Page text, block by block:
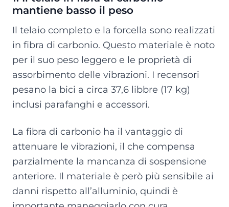
mantiene basso il peso
Il telaio completo e la forcella sono realizzati
in fibra di carbonio. Questo materiale è noto
per il suo peso leggero e le proprietà di
assorbimento delle vibrazioni. I recensori
pesano la bici a circa 37,6 libbre (17 kg)
inclusi parafanghi e accessori.
La fibra di carbonio ha il vantaggio di
attenuare le vibrazioni, il che compensa
parzialmente la mancanza di sospensione
anteriore. Il materiale è però più sensibile ai
danni rispetto all’alluminio, quindi è